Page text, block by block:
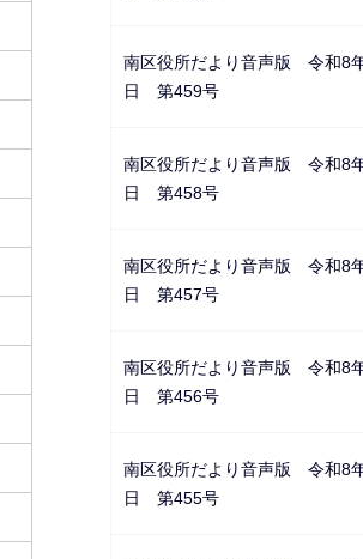
南区役所だより音声版 令和8
日 第459号
南区役所だより音声版 令和8
日 第458号
南区役所だより音声版 令和8
日 第457号
南区役所だより音声版 令和8
日 第456号
南区役所だより音声版 令和8
日 第455号